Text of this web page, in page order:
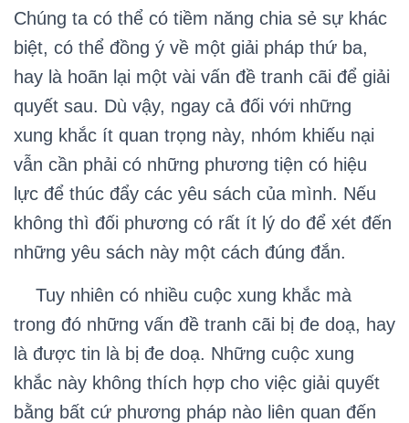
Chúng ta có thể có tiềm năng chia sẻ sự khác
biệt, có thể đồng ý về một giải pháp thứ ba,
hay là hoãn lại một vài vấn đề tranh cãi để giải
quyết sau. Dù vậy, ngay cả đối với những
xung khắc ít quan trọng này, nhóm khiếu nại
vẫn cần phải có những phương tiện có hiệu
lực để thúc đẩy các yêu sách của mình. Nếu
không thì đối phương có rất ít lý do để xét đến
những yêu sách này một cách đúng đắn.
Tuy nhiên có nhiều cuộc xung khắc mà
trong đó những vấn đề tranh cãi bị đe doạ, hay
là được tin là bị đe doạ. Những cuộc xung
khắc này không thích hợp cho việc giải quyết
bằng bất cứ phương pháp nào liên quan đến